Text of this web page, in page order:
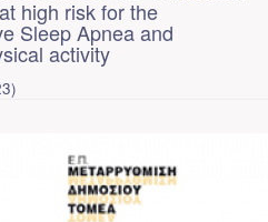
high risk for the
Sleep Apnea and
activity
)